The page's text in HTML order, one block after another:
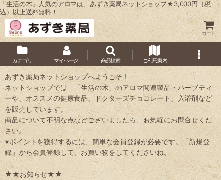
「生活の木」人気のアロマは、あずき薬局ネットショップ★3,000円（税
込）以上送料無料！
カート
カテゴリ マイページ 商品検索 ご利用案内
あずき薬局ネットショップへようこそ！
ネットショップでは、「生活の木」のアロマ関連製品・ハーブティ
ーや、オススメの健康食品、ドクターズチョコレート、入浴剤など
を販売しています。
商品について不明な点などございましたら、お気軽にお問合せくだ
さい。
※ポイントを獲得するには、簡単な会員登録が必要です。「新規登
録」から会員登録して、お買い物をしてくださいね。
★★お知らせ★★